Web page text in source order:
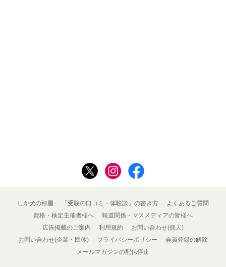
しか犬の部屋 「受験の口コミ・体験談」の書き方
よくあるご質問
資格・検定主催者様へ
報道関係・マスメディアの皆様へ
広告掲載のご案内
利用規約
お問い合わせ(個人)
お問い合わせ(企業・団体)
プライバシーポリシー
会員登録の解除
メールマガジンの配信停止